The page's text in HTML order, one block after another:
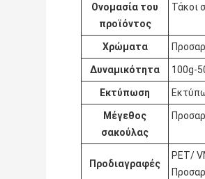
Ονομασία του
προϊόντος
Τάκοι
Χρώματα
Δυναμικότητα 100g-
Εκτύπωση
Μέγεθος
σακούλας
Προδιαγραφές
PET/